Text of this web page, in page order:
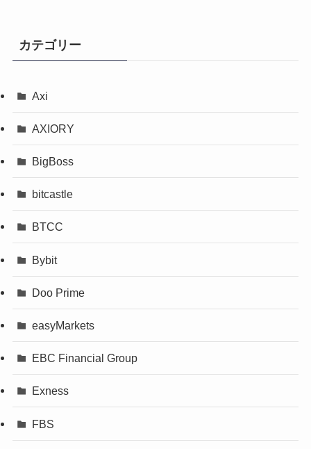
カテゴリー
Axi
AXIORY
BigBoss
bitcastle
BTCC
Bybit
Doo Prime
easyMarkets
EBC Financial Group
Exness
FBS